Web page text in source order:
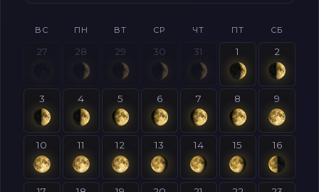
ВС ПН ВТ СР ЧТ ПТ СБ
27 28 29 30 31 1 2
3 4 5 6 7 8 9
10 11 12 13 14 15 16